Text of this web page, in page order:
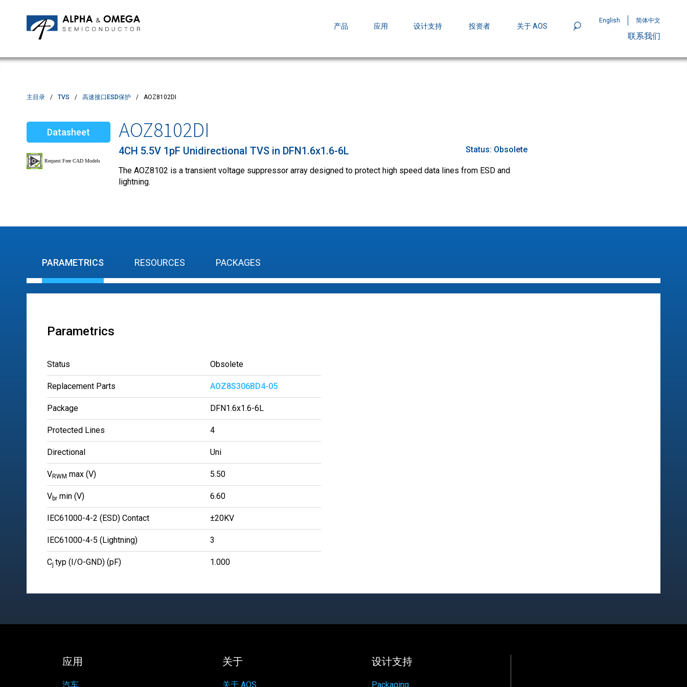
产品 应用 设计支持 投资者 关于 AOS
English 简体中文
联系我们
MOSFETs
Motor Control MCU's
TVS
AOS发布 AmpStack™ 封装：MOSFET 功率密度实现
质量与可靠性
客户满意度调查
主目录 TVS 高速接口ESD保护 AOZ8102DI
Datasheet AOZ8102DI
4CH 5.5V 1pF Unidirectional TVS in DFN1.6x1.6-6L Status: Obsolete
The AOZ8102 is a transient voltage suppressor array designed to protect high speed data lines from ESD and
lightning.
PARAMETRICS RESOURCES PACKAGES
Parametrics
Status Obsolete
Replacement Parts AOZ8S306BD4-05
Package DFN1.6x1.6-6L
Protected Lines 4
Directional Uni
VRWM max (V) 5.50
Vbr min (V) 6.60
IEC61000-4-2 (ESD) Contact ±20KV
IEC61000-4-5 (Lightning) 3
Cj typ (I/O-GND) (pF) 1.000
应用
汽车
关于
关于 AOS
设计支持
Packaging